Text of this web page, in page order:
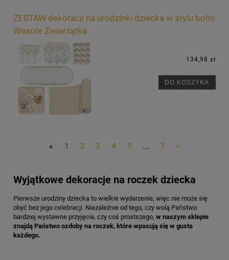
ZESTAW dekoracji na urodzinki dziecka w stylu boho
Wesołe Zwierzątka
134,98 zł
DO KOSZYKA
« 1 2 3 4 5 ... 7 »
Wyjątkowe dekoracje na roczek dziecka
Pierwsze urodziny dziecka to wielkie wydarzenie, więc nie może się
obyć bez jego celebracji. Niezależnie od tego, czy wolą Państwo
bardziej wystawne przyjęcia, czy coś prostszego, w naszym sklepie
znajdą Państwo ozdoby na roczek, które wpasują się w gusta
każdego.